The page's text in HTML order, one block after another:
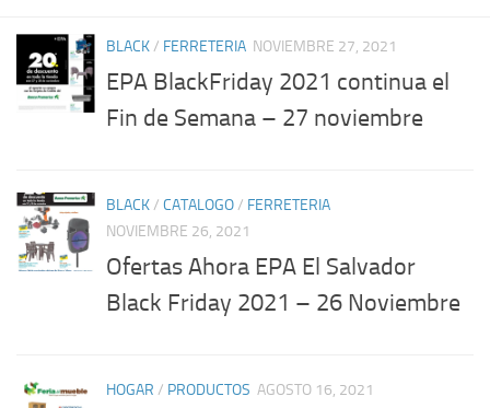
BLACK/ FERRETERIA NOVIEMBRE 27, 2021
EPA BlackFriday 2021 continua el
Fin de Semana – 27 noviembre
BLACK/ CATALOGO/ FERRETERIA
NOVIEMBRE 26, 2021
Ofertas Ahora EPA El Salvador
Black Friday 2021 – 26 Noviembre
HOGAR / PRODUCTOS AGOSTO 16, 2021